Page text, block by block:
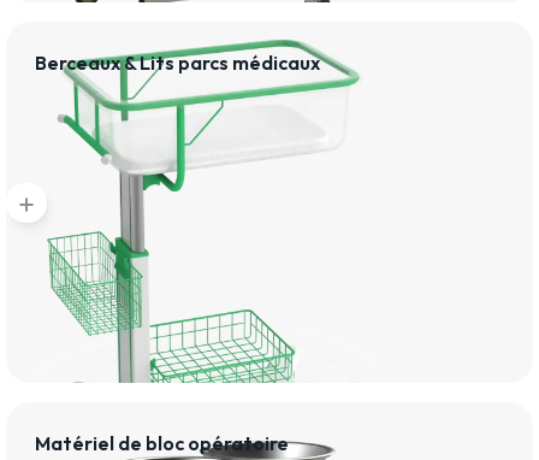
Berceaux & Lits parcs médicaux
add
Matériel de bloc opératoire